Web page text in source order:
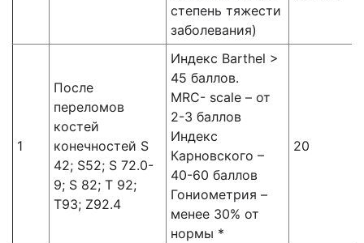
степень тяжести
заболевания)
1
После
переломов
костей
конечностей S
42; S52; S 72.0-
9; S 82; T 92;
Т93; Z92.4
Индекс Barthel >
45 баллов.
MRC- scale – от
2-3 баллов
Индекс
Карновского –
40-60 баллов
Гониометрия –
менее 30% от
нормы *
20